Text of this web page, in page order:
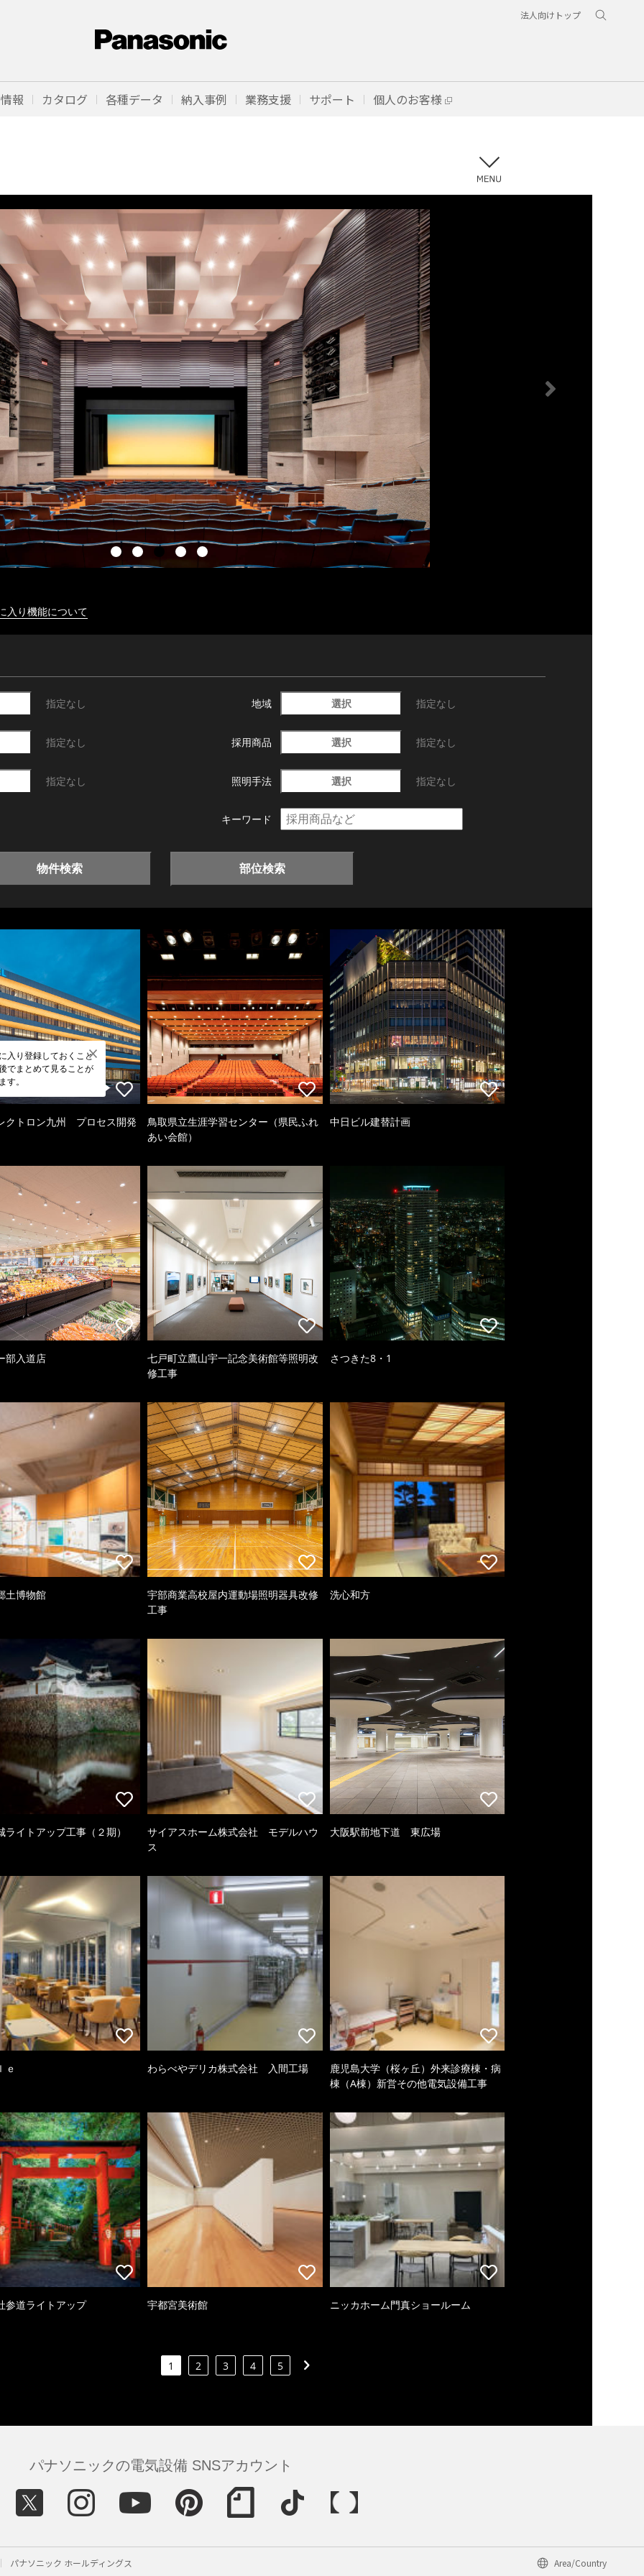
法人向けトップ
報 カタログ 各種データ 納入事例 業務支援 サポート 個人のお客様
入り機能について
指定なし 地域 選択 指定なし
指定なし 採用商品 選択 指定なし
指定なし 照明手法 選択 指定なし
キーワード
物件検索 部位検索
入り登録しておくこと
でまとめて見ることが
す。
クトロン九州 プロセス開発
鳥取県立生涯学習センター（県民ふれ
あい会館）
中日ビル建替計画
部入道店
七戸町立鷹山宇一記念美術館等照明改
修工事
さつきた8・1
土博物館
宇部商業高校屋内運動場照明器具改修
工事
洗心和方
ライトアップ工事（２期）
サイアスホーム株式会社 モデルハウ
ス
大阪駅前地下道 東広場
ｅ わらべやデリカ株式会社 入間工場
鹿児島大学（桜ヶ丘）外来診療棟・病
棟（A棟）新営その他電気設備工事
参道ライトアップ 宇都宮美術館 ニッカホーム門真ショールーム
1 2 3 4 5
パナソニックの電気設備 SNSアカウント
パナソニック ホールディングス Area/Country